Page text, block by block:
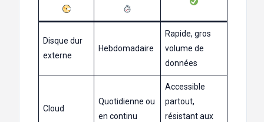
Disque dur
externe
Hebdomadaire
Rapide, gros
volume de
données
Cloud
Quotidienne ou
en continu
Accessible
partout,
résistant aux